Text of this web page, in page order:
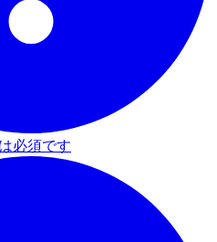
必須です